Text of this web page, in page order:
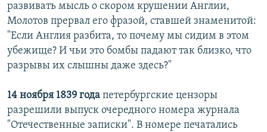
развивать мысль о скором крушении Англии,
Молотов прервал его фразой, ставшей знаменитой:
"Если Англия разбита, то почему мы сидим в этом
убежище? И чьи это бомбы падают так близко, что
разрывы их слышны даже здесь?"
14 ноября 1839 года петербургские цензоры
разрешили выпуск очередного номера журнала
"Отечественные записки". В номере печатались